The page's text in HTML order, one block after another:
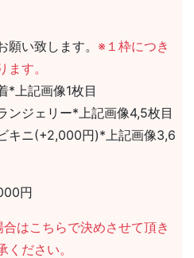
願い致します。 ※１枠につき
ます。
*上記画像1枚目
ンジェリー*上記画像4,5枚目
キニ(+2,000円)*上記画像3,6
円
はこちらで決めさせて頂き
ください。